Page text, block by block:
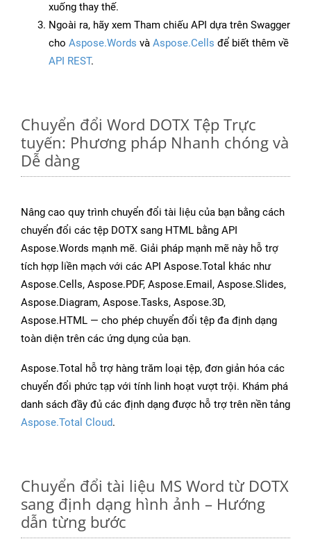
xuống thay thế.
Ngoài ra, hãy xem Tham chiếu API dựa trên Swagger
cho Aspose.Words và Aspose.Cells để biết thêm về
API REST.
Chuyển đổi Word DOTX Tệp Trực
tuyến: Phương pháp Nhanh chóng và
Dễ dàng
Nâng cao quy trình chuyển đổi tài liệu của bạn bằng cách
chuyển đổi các tệp DOTX sang HTML bằng API
Aspose.Words mạnh mẽ. Giải pháp mạnh mẽ này hỗ trợ
tích hợp liền mạch với các API Aspose.Total khác như
Aspose.Cells, Aspose.PDF, Aspose.Email, Aspose.Slides,
Aspose.Diagram, Aspose.Tasks, Aspose.3D,
Aspose.HTML — cho phép chuyển đổi tệp đa định dạng
toàn diện trên các ứng dụng của bạn.
Aspose.Total hỗ trợ hàng trăm loại tệp, đơn giản hóa các
chuyển đổi phức tạp với tính linh hoạt vượt trội. Khám phá
danh sách đầy đủ các định dạng được hỗ trợ trên nền tảng
Aspose.Total Cloud.
Chuyển đổi tài liệu MS Word từ DOTX
sang định dạng hình ảnh – Hướng
dẫn từng bước